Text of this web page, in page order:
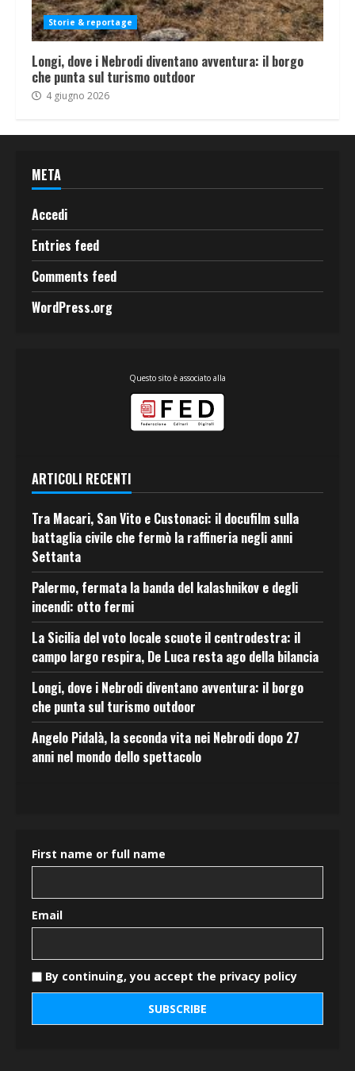
Storie & reportage
Longi, dove i Nebrodi diventano avventura: il borgo
che punta sul turismo outdoor
4 giugno 2026
META
Accedi
Entries feed
Comments feed
WordPress.org
Questo sito è associato alla
ARTICOLI RECENTI
Tra Macari, San Vito e Custonaci: il docufilm sulla
battaglia civile che fermò la raffineria negli anni
Settanta
Palermo, fermata la banda del kalashnikov e degli
incendi: otto fermi
La Sicilia del voto locale scuote il centrodestra: il
campo largo respira, De Luca resta ago della bilancia
Longi, dove i Nebrodi diventano avventura: il borgo
che punta sul turismo outdoor
Angelo Pidalà, la seconda vita nei Nebrodi dopo 27
anni nel mondo dello spettacolo
First name or full name
Email
By continuing, you accept the privacy policy